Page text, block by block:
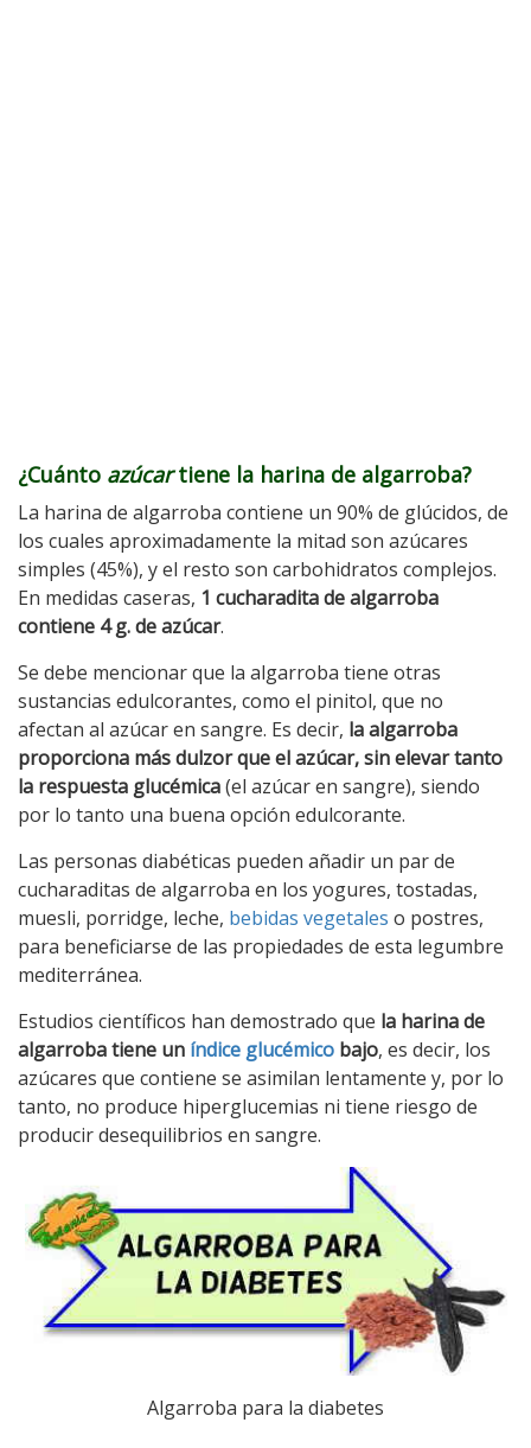
¿Cuánto azúcartiene la harina de algarroba?
La harina de algarroba contiene un 90% de glúcidos, de
los cuales aproximadamente la mitad son azúcares
simples (45%), y el resto son carbohidratos complejos.
En medidas caseras, 1 cucharadita de algarroba
contiene 4 g. de azúcar.
Se debe mencionar que la algarroba tiene otras
sustancias edulcorantes, como el pinitol, que no
afectan al azúcar en sangre. Es decir, la algarroba
proporciona más dulzor que el azúcar, sin elevar tanto
la respuesta glucémica(el azúcar en sangre), siendo
por lo tanto una buena opción edulcorante.
Las personas diabéticas pueden añadir un par de
cucharaditas de algarroba en los yogures, tostadas,
muesli, porridge, leche, bebidas vegetales o postres,
para beneficiarse de las propiedades de esta legumbre
mediterránea.
Estudios científicos han demostrado que la harina de
algarroba tiene un índice glucémico bajo, es decir, los
azúcares que contiene se asimilan lentamente y, por lo
tanto, no produce hiperglucemias ni tiene riesgo de
producir desequilibrios en sangre.
Algarroba para la diabetes